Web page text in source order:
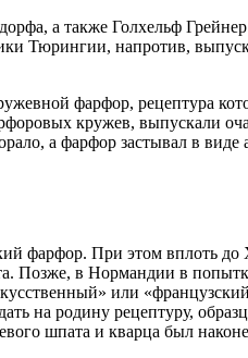
а также Голхельф
Тюрингии, напротив,
фарфор, рецептура
кружев, выпускали
а фарфор застывал в
При этом вплоть до
Позже, в Нормандии в
или
на родину рецептуру,
шпата и кварца был